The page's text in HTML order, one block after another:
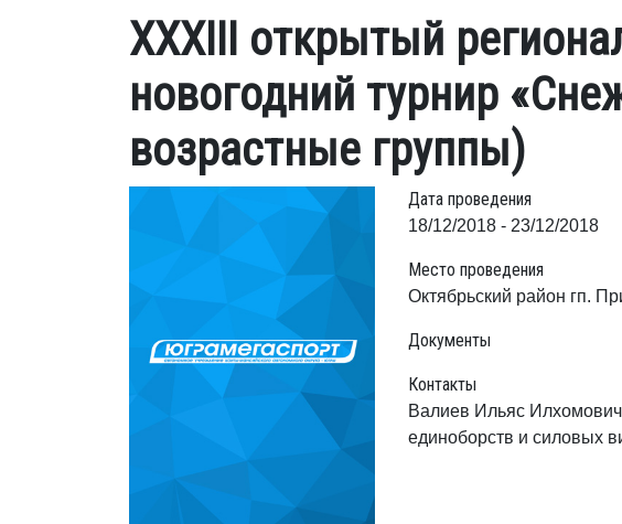
ХХXIII открытый
новогодний турнир
возрастные группы)
Дата проведения
18/12/2018 - 23/12/2018
Место проведения
Октябрьский район гп.
Документы
Контакты
Валиев Ильяс
единоборств и силовых